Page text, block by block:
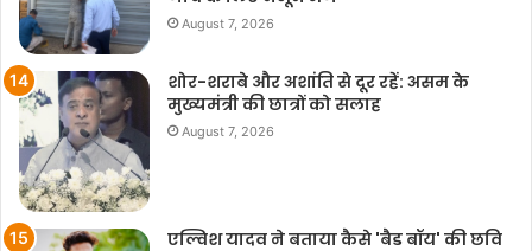
August 7, 2026
शोर-शराबे और अशांति से दूर रहें: असम के
मुख्यमंत्री की छात्रों को सलाह
August 7, 2026
एल्विश यादव ने बताया कैसे 'बैड बॉय' की छवि